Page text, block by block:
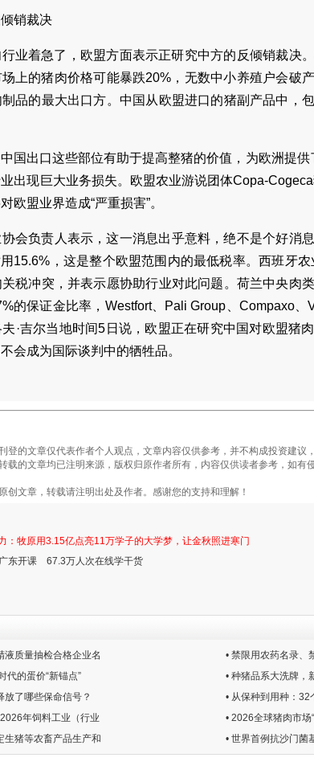
销裁决
业着急了，欧盟方面表示正研究中方的反倾销裁决
上的猪肉价格可能暴跌20%，无数中小养殖户会破
品的最大出口方。中国从欧盟进口的猪副产品中，
国出口这些部位有助于提高整猪的价值，为欧洲提
出现巨大业务损失。欧盟农业游说团体Copa-
欧盟业界造成“严重损害”。
会负责人表示，这一消息出乎意料，绝不是个好消
15.6%，这是整个欧盟范围内的最低税率。西班牙
税冲突，并表示愿协助行业对此问题。荷兰中央肉
的保证金比率，Westfort、Pali Group、Compaxo
·吉尔当地时间5日说，欧盟正在研究中国对欧盟猪
会成为国际谈判中的牺牲品。
的文章仅代表作者个人观点，文章内容仅供参考，并不构成投资建议，
的文章均已注明来源，版权归原作者所有，内容仅供读者参考，如有
文章，转载请注明出处及作者。感谢您的支持和理解！
：牧原用3.15亿点亮11万学子的大学梦，让金秋照进寒门
广东开课 67.3万人次在线学干货
液质量抽检合格企业名
• 禁限用农药名录、
代的蛋价“新锚点”
• 种猪品系大洗牌，
放了哪些保命信号？
• 从保种到用种：
年饲料工业（行业
• 2026全球猪肉市
生猪等农畜产品生产和
• 世界首例抗沙门菌